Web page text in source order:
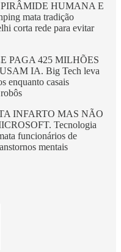
HUMANA E
mata tradição
corta rede para evitar
PAGA 425 MILHÕES
IA. Big Tech leva
enquanto casais
INFARTO MAS NÃO
Tecnologia
funcionários de
mentais